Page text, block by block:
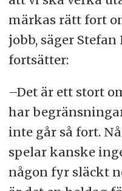
märkas rätt fort
jobb, säger
fortsätter:
–Det är ett stort
har
inte går så fort.
spelar kanske
någon fyr släckt